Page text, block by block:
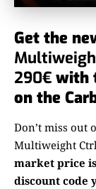
Get the
290€ with
on the
Don’t miss out
Multiweight
market price is
discount code